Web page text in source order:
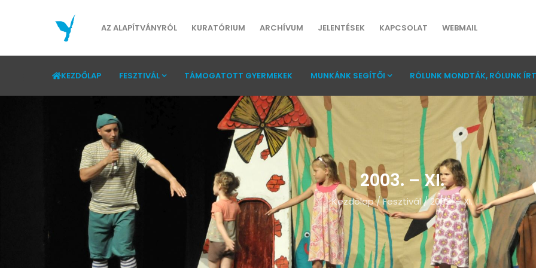
AZ ALAPÍTVÁNYRÓL KURATÓRIUM ARCHÍVUM JELENTÉSEK KAPCSOLAT WEBMAIL
KEZDŐLAP FESZTIVÁL TÁMOGATOTT GYERMEKEK MUNKÁNK SEGÍTŐI RÓLUNK MONDTÁK, RÓLUNK
2003. – XI.
Kezdõlap/Fesztivál/2003. – XI.